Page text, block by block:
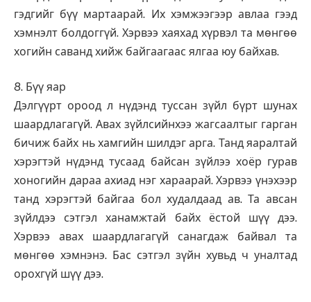
гэдгийг бүү мартаарай. Их хэмжээгээр авлаа гээд
хэмнэлт болдоггүй. Хэрвээ хаяхад хүрвэл та мөнгөө
хогийн саванд хийж байгаагаас ялгаа юу байхав.
8. Бүү яар
Дэлгүүрт ороод л нүдэнд туссан зүйл бүрт шунах
шаардлагагүй. Авах зүйлсийнхээ жагсаалтыг гарган
бичиж байх нь хамгийн шилдэг арга. Танд яаралтай
хэрэгтэй нүдэнд тусаад байсан зүйлээ хоёр гурав
хоногийн дараа ахиад нэг хараарай. Хэрвээ үнэхээр
танд хэрэгтэй байгаа бол худалдаад ав. Та авсан
зүйлдээ сэтгэл ханамжтай байх ёстой шүү дээ.
Хэрвээ авах шаардлагагүй санагдаж байвал та
мөнгөө хэмнэнэ. Бас сэтгэл зүйн хувьд ч уналтад
орохгүй шүү дээ.